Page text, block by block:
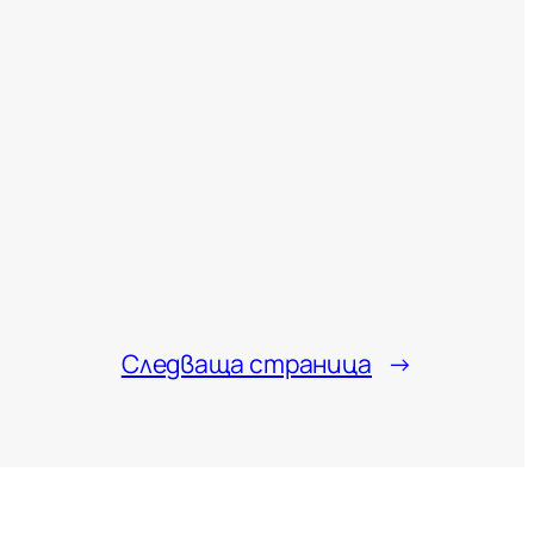
Следваща страница →